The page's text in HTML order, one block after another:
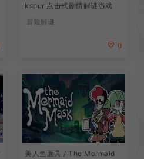
kspur 点击式剧情解谜游戏
冒险解谜
0
美人鱼面具 / The Mermaid